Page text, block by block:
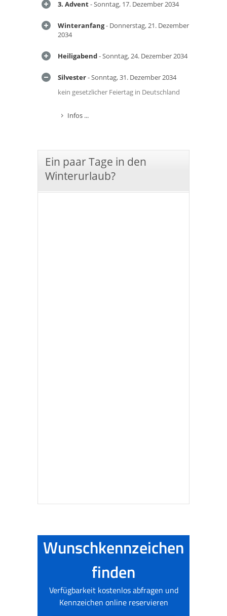
3. Advent- Sonntag, 17. Dezember 2034
Winteranfang- Donnerstag, 21. Dezember
2034
Heiligabend- Sonntag, 24. Dezember 2034
Silvester- Sonntag, 31. Dezember 2034
kein gesetzlicher Feiertag in Deutschland
Infos ...
Ein paar Tage in den
Winterurlaub?